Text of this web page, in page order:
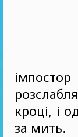
кроці, і
за мить.